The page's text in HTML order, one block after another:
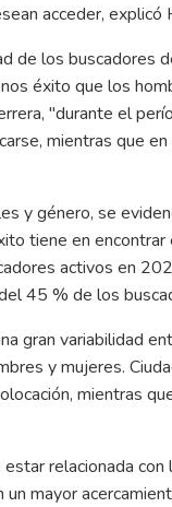
acceder, explicó
de los buscadores
éxito que los
"durante el
mientras que
y género, se
tiene en
activos en
45 % de los
gran variabilidad
y mujeres.
mientras
relacionada
mayor